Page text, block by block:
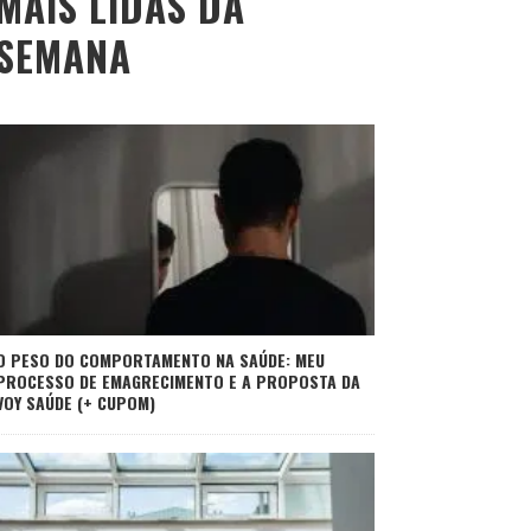
PESO DO COMPORTAMENTO NA SAÚDE: MEU
DE EMAGRECIMENTO E A PROPOSTA DA
SAÚDE (+ CUPOM)